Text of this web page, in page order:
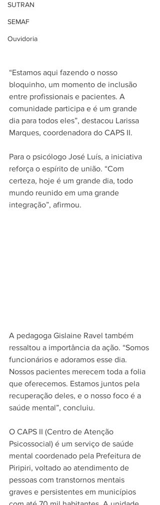
SUTRAN
SEMAF
Ouvidoria
“Estamos aqui fazendo o nosso
bloquinho, um momento de inclusão
entre profissionais e pacientes. A
comunidade participa e é um grande
dia para todos eles”, destacou Larissa
Marques, coordenadora do CAPS II.
Para o psicólogo José Luís, a iniciativa
reforça o espírito de união. “Com
certeza, hoje é um grande dia, todo
mundo reunido em uma grande
integração”, afirmou.
A pedagoga Gislaine Ravel também
ressaltou a importância da ação. “Somos
funcionários e adoramos esse dia.
Nossos pacientes merecem toda a folia
que oferecemos. Estamos juntos pela
recuperação deles, e o nosso foco é a
saúde mental”, concluiu.
O CAPS II (Centro de Atenção
Psicossocial) é um serviço de saúde
mental coordenado pela Prefeitura de
Piripiri, voltado ao atendimento de
pessoas com transtornos mentais
graves e persistentes em municípios